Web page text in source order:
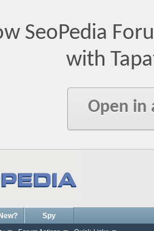
SeoPedia
with
Open in
Spy